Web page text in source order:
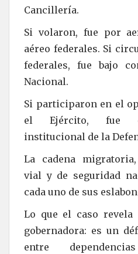
Cancillería.
Si volaron, fue por
aéreo federales. Si
federales, fue bajo
Nacional.
Si participaron en el
el Ejército, fue
institucional de la
La cadena
vial y de seguridad
cada uno de sus
Lo que el caso
gobernadora: es un
entre